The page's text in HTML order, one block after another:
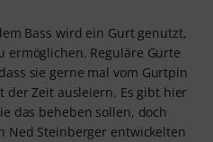
Bass wird ein Gurt genutzt,
ermöglichen. Reguläre Gurte
sie gerne mal vom Gurtpin
der Zeit ausleiern. Es gibt hier
das beheben sollen, doch
Ned Steinberger entwickelten